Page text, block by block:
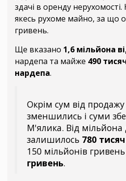
здачі в оренду
якесь рухоме майно, за що
гривень.
Ще вказано 1,6 мільйона
нардепа та майже 490
нардепа.
Окрім сум від продажу
зменшились і суми
М'ялика. Від мільйона
залишилось 780
150 мільйонів
гривень.